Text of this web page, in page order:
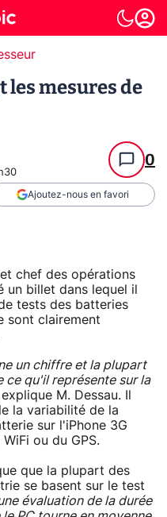
les mesures de
0
Ajoutez-nous en favori
chef des opérations
un billet dans lequel il
tests des batteries
sont clairement
un chiffre et la plupart
ce qu'il représente sur la
M. Dessau. Il
la variabilité de la
sur l'iPhone 3G
ou du GPS.
que la plupart des
se basent sur le test
évaluation de la durée